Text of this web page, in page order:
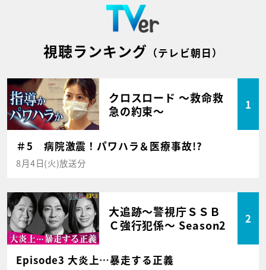
視聴ランキング （テレビ朝日）
クロスロード ～救命救
急の約束～
1
＃5 病院激震！パワハラ＆医療事故!?
8月4日(火)放送分
大追跡～警視庁ＳＳＢ
Ｃ強行犯係～ Season2
2
Episode3 大炎上…暴走する正義